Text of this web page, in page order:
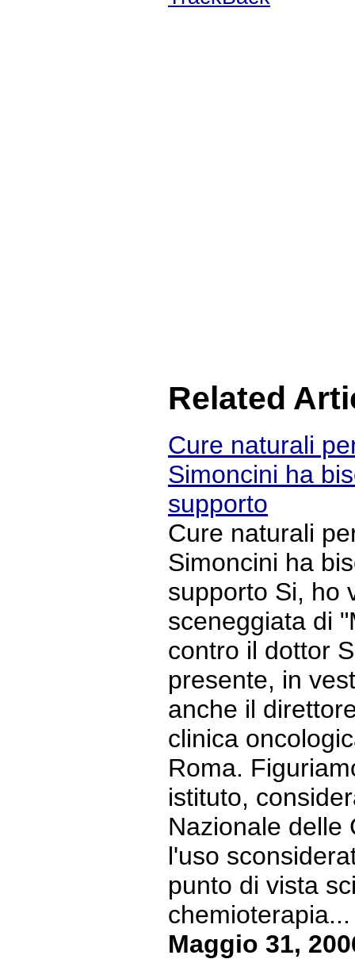
Related
Cure naturali
Simoncini ha
supporto
Cure naturali
Simoncini ha
supporto Si, ho
sceneggiata di
contro il dottor
presente, in
anche il
clinica
Roma.
istituto,
Nazionale delle
l'uso
punto di vista
Maggio 31,